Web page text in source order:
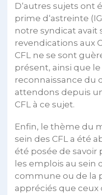
D‘autres sujets ont
prime d‘astreinte
notre syndicat avait
revendications aux
CFL ne se sont
présent, ainsi que
reconnaissance du
attendons depuis
CFL à ce sujet.
Enfin, le thème du
sein des CFL a été
été posée de savoir
les emplois au sein
commune ou de la
appréciés que ceux